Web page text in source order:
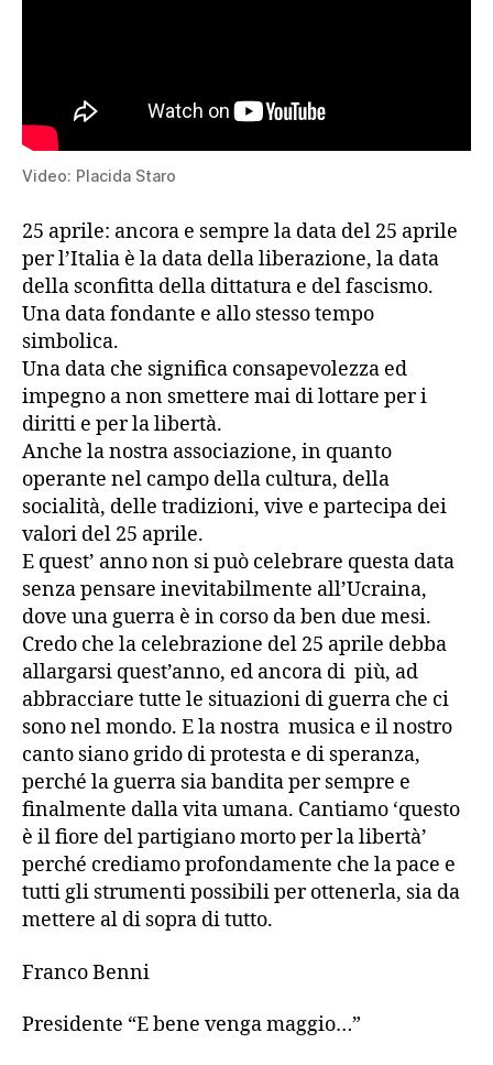
Video: Placida Staro
25 aprile: ancora e sempre la data del 25 aprile
per l’Italia è la data della liberazione, la data
della sconfitta della dittatura e del fascismo.
Una data fondante e allo stesso tempo
simbolica.
Una data che significa consapevolezza ed
impegno a non smettere mai di lottare per i
diritti e per la libertà.
Anche la nostra associazione, in quanto
operante nel campo della cultura, della
socialità, delle tradizioni, vive e partecipa dei
valori del 25 aprile.
E quest’ anno non si può celebrare questa data
senza pensare inevitabilmente all’Ucraina,
dove una guerra è in corso da ben due mesi.
Credo che la celebrazione del 25 aprile debba
allargarsi quest’anno, ed ancora di più, ad
abbracciare tutte le situazioni di guerra che ci
sono nel mondo. E la nostra musica e il nostro
canto siano grido di protesta e di speranza,
perché la guerra sia bandita per sempre e
finalmente dalla vita umana. Cantiamo ‘questo
è il fiore del partigiano morto per la libertà’
perché crediamo profondamente che la pace e
tutti gli strumenti possibili per ottenerla, sia da
mettere al di sopra di tutto.
Franco Benni
Presidente “E bene venga maggio…”